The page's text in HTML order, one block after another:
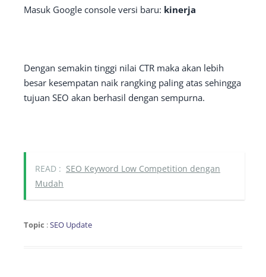
Masuk Google console versi baru: kinerja
Dengan semakin tinggi nilai CTR maka akan lebih
besar kesempatan naik rangking paling atas sehingga
tujuan SEO akan berhasil dengan sempurna.
READ : SEO Keyword Low Competition dengan
Mudah
Topic :SEO Update